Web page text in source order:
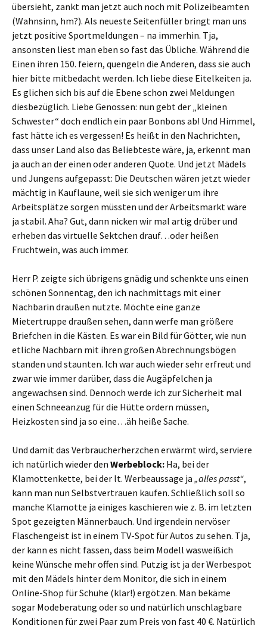
übersieht, zankt man jetzt auch noch mit Polizeibeamten
(Wahnsinn, hm?). Als neueste Seitenfüller bringt man uns
jetzt positive Sportmeldungen – na immerhin. Tja,
ansonsten liest man eben so fast das Übliche. Während die
Einen ihren 150. feiern, quengeln die Anderen, dass sie auch
hier bitte mitbedacht werden. Ich liebe diese Eitelkeiten ja.
Es glichen sich bis auf die Ebene schon zwei Meldungen
diesbezüglich. Liebe Genossen: nun gebt der „kleinen
Schwester“ doch endlich ein paar Bonbons ab! Und Himmel,
fast hätte ich es vergessen! Es heißt in den Nachrichten,
dass unser Land also das Beliebteste wäre, ja, erkennt man
ja auch an der einen oder anderen Quote. Und jetzt Mädels
und Jungens aufgepasst: Die Deutschen wären jetzt wieder
mächtig in Kauflaune, weil sie sich weniger um ihre
Arbeitsplätze sorgen müssten und der Arbeitsmarkt wäre
ja stabil. Aha? Gut, dann nicken wir mal artig drüber und
erheben das virtuelle Sektchen drauf…oder heißen
Fruchtwein, was auch immer.
Herr P. zeigte sich übrigens gnädig und schenkte uns einen
schönen Sonnentag, den ich nachmittags mit einer
Nachbarin draußen nutzte. Möchte eine ganze
Mietertruppe draußen sehen, dann werfe man größere
Briefchen in die Kästen. Es war ein Bild für Götter, wie nun
etliche Nachbarn mit ihren großen Abrechnungsbögen
standen und staunten. Ich war auch wieder sehr erfreut und
zwar wie immer darüber, dass die Augäpfelchen ja
angewachsen sind. Dennoch werde ich zur Sicherheit mal
einen Schneeanzug für die Hütte ordern müssen,
Heizkosten sind ja so eine…äh heiße Sache.
Und damit das Verbraucherherzchen erwärmt wird, serviere
ich natürlich wieder den Werbeblock: Ha, bei der
Klamottenkette, bei der lt. Werbeaussage ja „alles passt“,
kann man nun Selbstvertrauen kaufen. Schließlich soll so
manche Klamotte ja einiges kaschieren wie z. B. im letzten
Spot gezeigten Männerbauch. Und irgendein nervöser
Flaschengeist ist in einem TV-Spot für Autos zu sehen. Tja,
der kann es nicht fassen, dass beim Modell wasweißich
keine Wünsche mehr offen sind. Putzig ist ja der Werbespot
mit den Mädels hinter dem Monitor, die sich in einem
Online-Shop für Schuhe (klar!) ergötzen. Man bekäme
sogar Modeberatung oder so und natürlich unschlagbare
Konditionen für zwei Paar zum Preis von fast 40 €. Natürlich